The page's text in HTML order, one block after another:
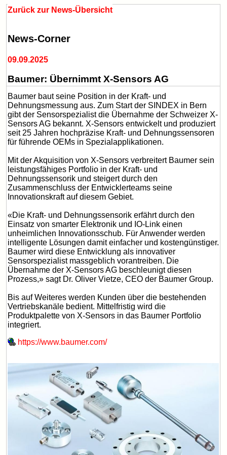
Zurück zur News-Übersicht
News-Corner
09.09.2025
Baumer: Übernimmt X-Sensors AG
Baumer baut seine Position in der Kraft- und
Dehnungsmessung aus. Zum Start der SINDEX in Bern
gibt der Sensorspezialist die Übernahme der Schweizer X-
Sensors AG bekannt. X-Sensors entwickelt und produziert
seit 25 Jahren hochpräzise Kraft- und Dehnungssensoren
für führende OEMs in Spezialapplikationen.
Mit der Akquisition von X-Sensors verbreitert Baumer sein
leistungsfähiges Portfolio in der Kraft- und
Dehnungssensorik und steigert durch den
Zusammenschluss der Entwicklerteams seine
Innovationskraft auf diesem Gebiet.
«Die Kraft- und Dehnungssensorik erfährt durch den
Einsatz von smarter Elektronik und IO-Link einen
unheimlichen Innovationsschub. Für Anwender werden
intelligente Lösungen damit einfacher und kostengünstiger.
Baumer wird diese Entwicklung als innovativer
Sensorspezialist massgeblich vorantreiben. Die
Übernahme der X-Sensors AG beschleunigt diesen
Prozess,» sagt Dr. Oliver Vietze, CEO der Baumer Group.
Bis auf Weiteres werden Kunden über die bestehenden
Vertriebskanäle bedient. Mittelfristig wird die
Produktpalette von X-Sensors in das Baumer Portfolio
integriert.
https://www.baumer.com/